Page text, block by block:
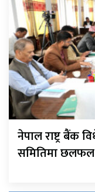
नेपाल राष्ट्र बैंक
समितिमा छलफल